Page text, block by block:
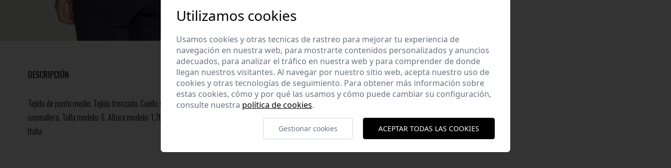
DESCRIPCIÓN
Tejido de punto medio. Tejido trenzado. Cuello solapa grande. Manga sisa. Escote con
cremallera. Talla modelo: S. Altura modelo: 1,70 m.Composición: 100% Acrílico Hecho en
Italia
Utilizamos cookies
Usamos cookies y otras tecnicas de rastreo para mejorar tu experiencia de
navegación en nuestra web, para mostrarte contenidos personalizados y anuncios
adecuados, para analizar el tráfico en nuestra web y para comprender de donde
llegan nuestros visitantes. Al navegar por nuestro sitio web, acepta nuestro uso de
cookies y otras tecnologías de seguimiento. Para obtener más información sobre
estas cookies, cómo y por qué las usamos y cómo puede cambiar su configuración,
consulte nuestra política de cookies.
Gestionar cookies ACEPTAR TODAS LAS COOKIES